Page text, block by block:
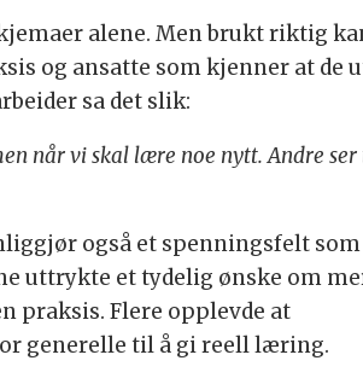
alene. Men brukt riktig
og ansatte som kjenner at de
sa det slik:
når vi skal lære noe nytt. Andre ser
også et spenningsfelt
uttrykte et tydelig ønske om
praksis. Flere opplevde at
generelle til å gi reell læring.